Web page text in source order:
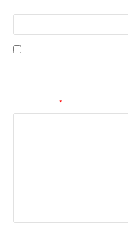
Comentário*